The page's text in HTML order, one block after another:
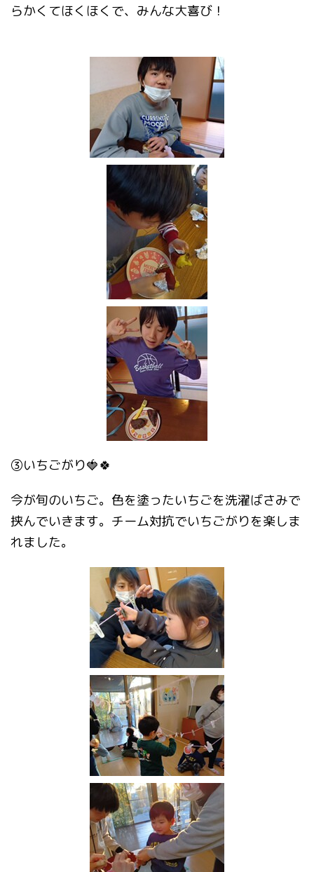
らかくてほくほくで、みんな大喜び！
③いちごがり🍓🍀
今が旬のいちご。色を塗ったいちごを洗濯ばさみで
挟んでいきます。チーム対抗でいちごがりを楽しま
れました。